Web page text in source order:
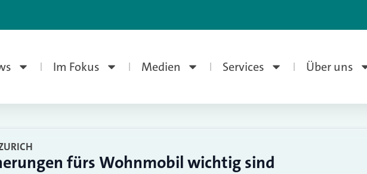
Im Fokus Medien Services Über uns
fürs Wohnmobil wichtig sind